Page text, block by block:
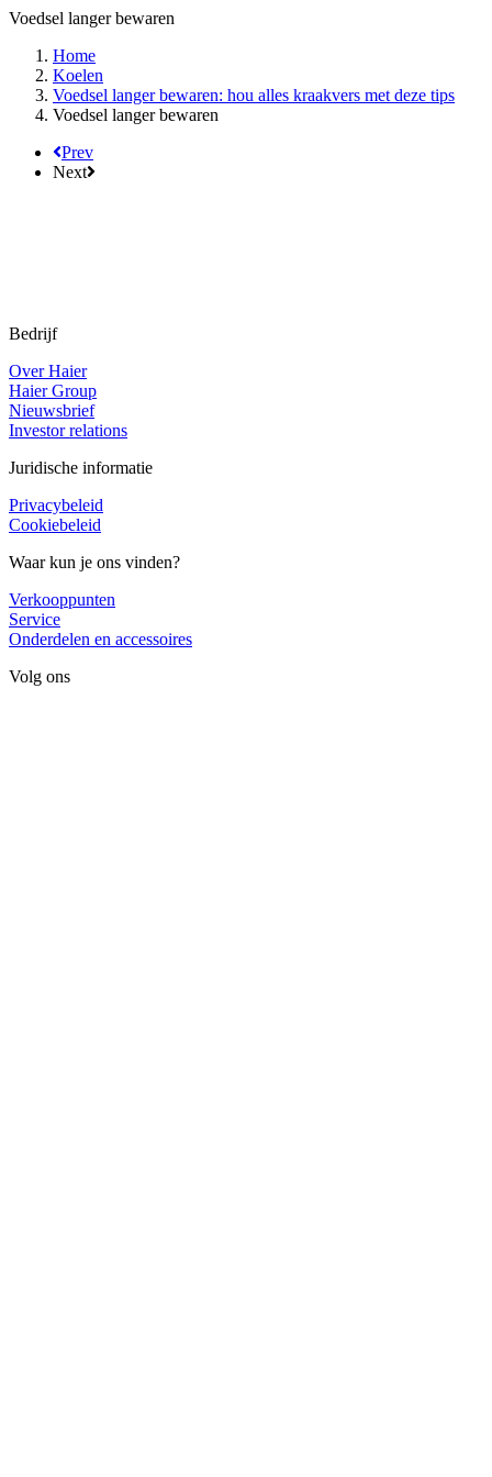
Voedsel langer bewaren
Home
Koelen
Voedsel langer bewaren: hou alles kraakvers met deze tips
Voedsel langer bewaren
Prev
Next
Bedrijf
Over Haier
Haier Group
Nieuwsbrief
Investor relations
Juridische informatie
Privacybeleid
Cookiebeleid
Waar kun je ons vinden?
Verkooppunten
Service
Onderdelen en accessoires
Volg ons